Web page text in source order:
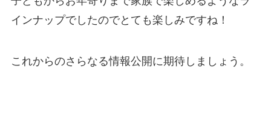
インナップでしたのでとても楽しみですね！
これからのさらなる情報公開に期待しましょう。